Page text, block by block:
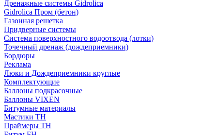
Дренажные системы Gidrolica
Gidrolica Пром (бетон)
Газонная решетка
Придверные системы
Система поверхностного водоотвода (лотки)
Точечный дренаж (дождеприемники)
Бордюры
Рекламa
Люки и Дождеприемники круглые
Комплектующие
Баллоны подкрасочные
Баллоны VIXEN
Битумные материалы
Мастики ТН
Праймеры ТН